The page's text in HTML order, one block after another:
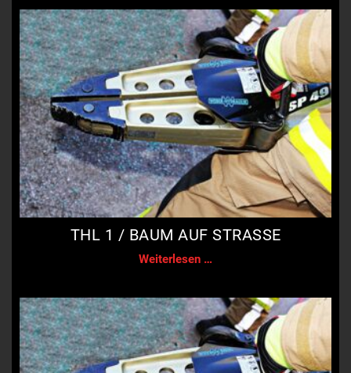
Wasser
in
Gebäude
THL 1 / BAUM AUF STRASSE
Weiterlesen …THL
Baum
auf
Straße